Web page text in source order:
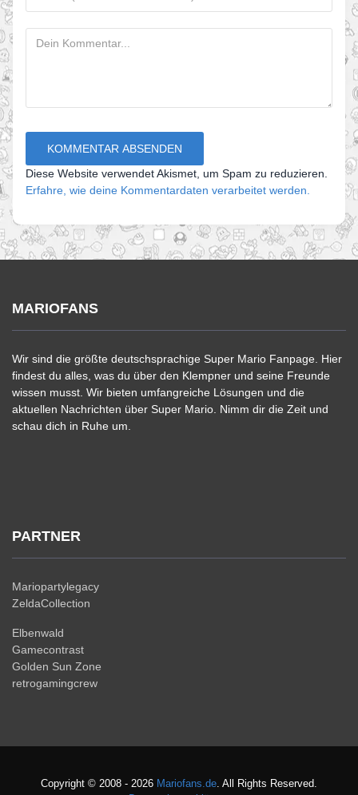
Diese Website verwendet Akismet, um Spam zu reduzieren.
Erfahre, wie deine Kommentardaten verarbeitet werden.
MARIOFANS
Wir sind die größte deutschsprachige Super Mario Fanpage. Hier
findest du alles, was du über den Klempner und seine Freunde
wissen musst. Wir bieten umfangreiche Lösungen und die
aktuellen Nachrichten über Super Mario. Nimm dir die Zeit und
schau dich in Ruhe um.
PARTNER
Mariopartylegacy
ZeldaCollection
Elbenwald
Gamecontrast
Golden Sun Zone
retrogamingcrew
Copyright © 2008 - 2026 Mariofans.de . All Rights Reserved.